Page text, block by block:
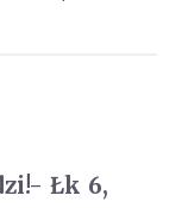
Łk 6,